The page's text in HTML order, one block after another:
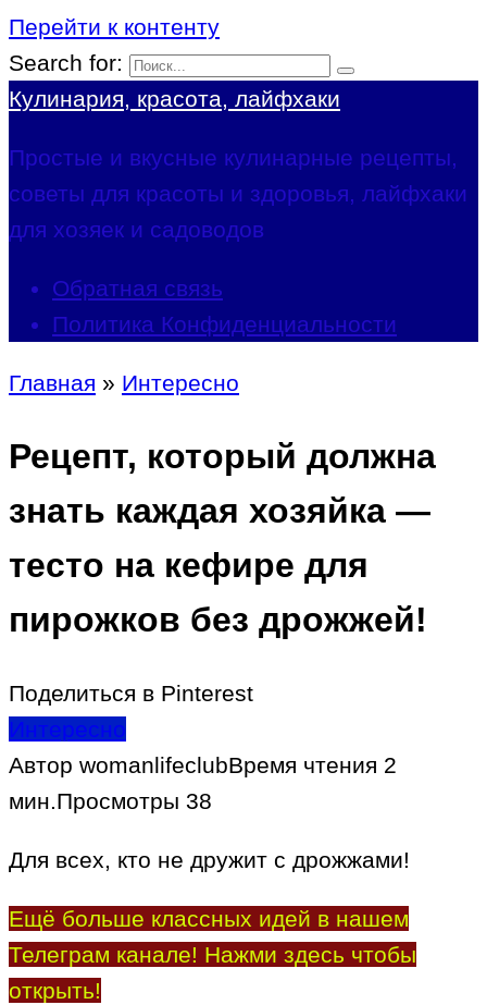
Перейти к контенту
Search for:
Кулинария, красота, лайфхаки
Простые и вкусные кулинарные рецепты,
советы для красоты и здоровья, лайфхаки
для хозяек и садоводов
Обратная связь
Политика Конфиденциальности
Главная » Интересно
Рецепт, который должна
знать каждая хозяйка —
тесто на кефире для
пирожков без дрожжей!
Поделиться в Pinterest
Интересно
Автор womanlifeclubВремя чтения 2
мин.Просмотры 38
Для всех, кто не дружит с дрожжами!
Ещё больше классных идей в нашем
Телеграм канале! Нажми здесь чтобы
открыть!